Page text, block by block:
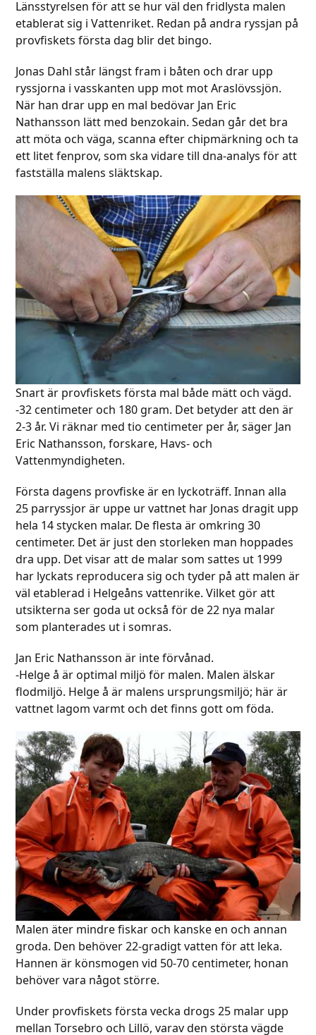
Länsstyrelsen för att se hur väl den fridlysta malen
etablerat sig i Vattenriket. Redan på andra ryssjan på
provfiskets första dag blir det bingo.
Jonas Dahl står längst fram i båten och drar upp
ryssjorna i vasskanten upp mot mot Araslövssjön.
När han drar upp en mal bedövar Jan Eric
Nathansson lätt med benzokain. Sedan går det bra
att möta och väga, scanna efter chipmärkning och ta
ett litet fenprov, som ska vidare till dna-analys för att
fastställa malens släktskap.
Snart är provfiskets första mal både mätt och vägd.
-32 centimeter och 180 gram. Det betyder att den är
2-3 år. Vi räknar med tio centimeter per år, säger Jan
Eric Nathansson, forskare, Havs- och
Vattenmyndigheten.
Första dagens provfiske är en lyckoträff. Innan alla
25 parryssjor är uppe ur vattnet har Jonas dragit upp
hela 14 stycken malar. De flesta är omkring 30
centimeter. Det är just den storleken man hoppades
dra upp. Det visar att de malar som sattes ut 1999
har lyckats reproducera sig och tyder på att malen är
väl etablerad i Helgeåns vattenrike. Vilket gör att
utsikterna ser goda ut också för de 22 nya malar
som planterades ut i somras.
Jan Eric Nathansson är inte förvånad.
-Helge å är optimal miljö för malen. Malen älskar
flodmiljö. Helge å är malens ursprungsmiljö; här är
vattnet lagom varmt och det finns gott om föda.
Malen äter mindre fiskar och kanske en och annan
groda. Den behöver 22-gradigt vatten för att leka.
Hannen är könsmogen vid 50-70 centimeter, honan
behöver vara något större.
Under provfiskets första vecka drogs 25 malar upp
mellan Torsebro och Lillö, varav den största vägde